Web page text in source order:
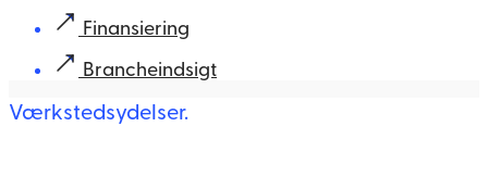
Finansiering
Brancheindsigt
Værkstedsydelser.